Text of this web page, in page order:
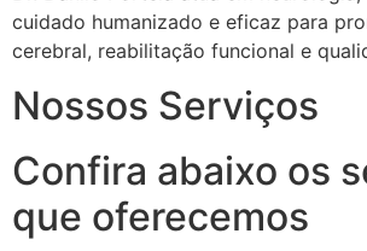
cuidado humanizado e eficaz para
cerebral, reabilitação funcional e
Nossos Serviços
Confira abaixo os
que oferecemos